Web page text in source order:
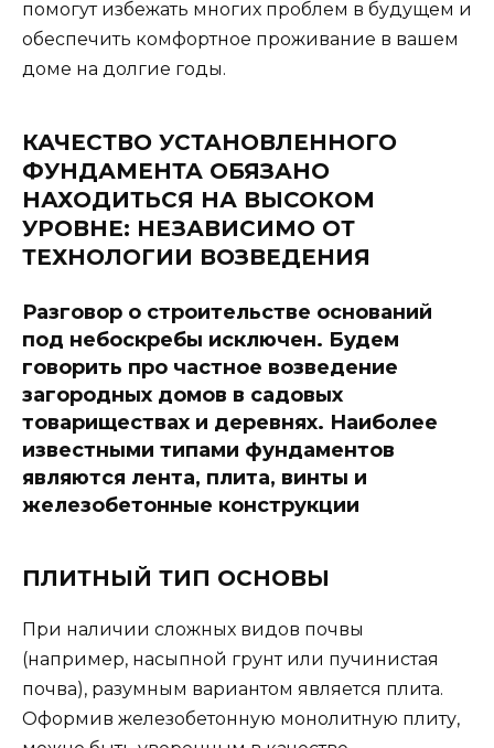
помогут избежать многих проблем в будущем и
обеспечить комфортное проживание в вашем
доме на долгие годы.
КАЧЕСТВО УСТАНОВЛЕННОГО
ФУНДАМЕНТА ОБЯЗАНО
НАХОДИТЬСЯ НА ВЫСОКОМ
УРОВНЕ: НЕЗАВИСИМО ОТ
ТЕХНОЛОГИИ ВОЗВЕДЕНИЯ
Разговор о строительстве оснований
под небоскребы исключен. Будем
говорить про частное возведение
загородных домов в садовых
товариществах и деревнях. Наиболее
известными типами фундаментов
являются лента, плита, винты и
железобетонные конструкции
ПЛИТНЫЙ ТИП ОСНОВЫ
При наличии сложных видов почвы
(например, насыпной грунт или пучинистая
почва), разумным вариантом является плита.
Оформив железобетонную монолитную плиту,